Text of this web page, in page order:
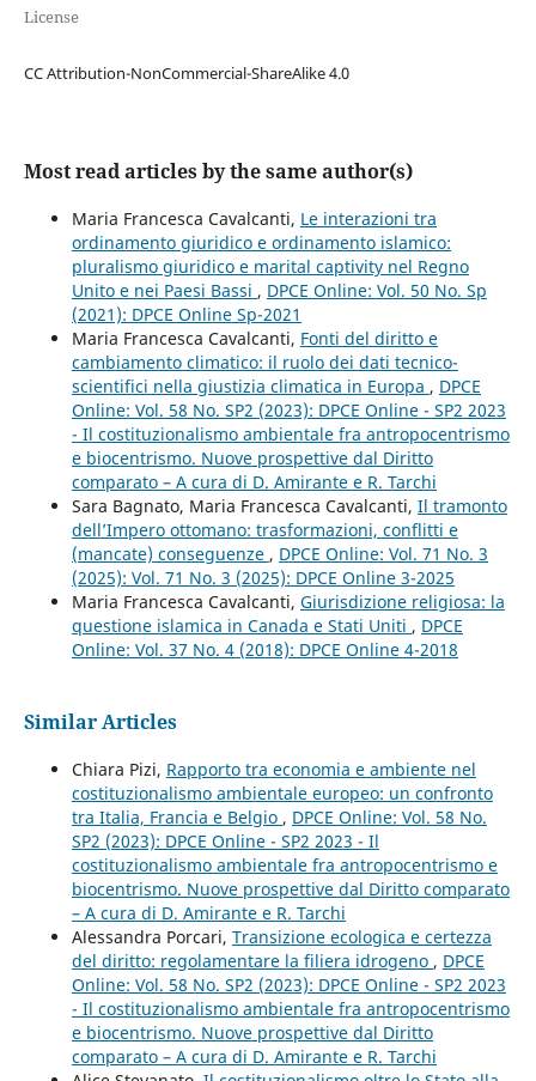
License
CC Attribution-NonCommercial-ShareAlike 4.0
Most read articles by the same author(s)
Maria Francesca Cavalcanti, Le interazioni tra
ordinamento giuridico e ordinamento islamico:
pluralismo giuridico e marital captivity nel Regno
Unito e nei Paesi Bassi , DPCE Online: Vol. 50 No. Sp
(2021): DPCE Online Sp-2021
Maria Francesca Cavalcanti, Fonti del diritto e
cambiamento climatico: il ruolo dei dati tecnico-
scientifici nella giustizia climatica in Europa , DPCE
Online: Vol. 58 No. SP2 (2023): DPCE Online - SP2 2023
- Il costituzionalismo ambientale fra antropocentrismo
e biocentrismo. Nuove prospettive dal Diritto
comparato – A cura di D. Amirante e R. Tarchi
Sara Bagnato, Maria Francesca Cavalcanti, Il tramonto
dell’Impero ottomano: trasformazioni, conflitti e
(mancate) conseguenze , DPCE Online: Vol. 71 No. 3
(2025): Vol. 71 No. 3 (2025): DPCE Online 3-2025
Maria Francesca Cavalcanti, Giurisdizione religiosa: la
questione islamica in Canada e Stati Uniti , DPCE
Online: Vol. 37 No. 4 (2018): DPCE Online 4-2018
Similar Articles
Chiara Pizi, Rapporto tra economia e ambiente nel
costituzionalismo ambientale europeo: un confronto
tra Italia, Francia e Belgio , DPCE Online: Vol. 58 No.
SP2 (2023): DPCE Online - SP2 2023 - Il
costituzionalismo ambientale fra antropocentrismo e
biocentrismo. Nuove prospettive dal Diritto comparato
– A cura di D. Amirante e R. Tarchi
Alessandra Porcari, Transizione ecologica e certezza
del diritto: regolamentare la filiera idrogeno , DPCE
Online: Vol. 58 No. SP2 (2023): DPCE Online - SP2 2023
- Il costituzionalismo ambientale fra antropocentrismo
e biocentrismo. Nuove prospettive dal Diritto
comparato – A cura di D. Amirante e R. Tarchi